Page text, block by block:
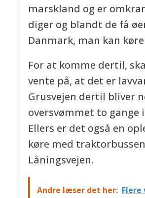
marskland og er
diger og blandt de få
Danmark, man kan
For at komme dertil,
vente på, at det er
Grusvejen dertil bliver
oversvømmet to gange
Ellers er det også en
køre med
Låningsvejen.
Andre læser det her: Flere